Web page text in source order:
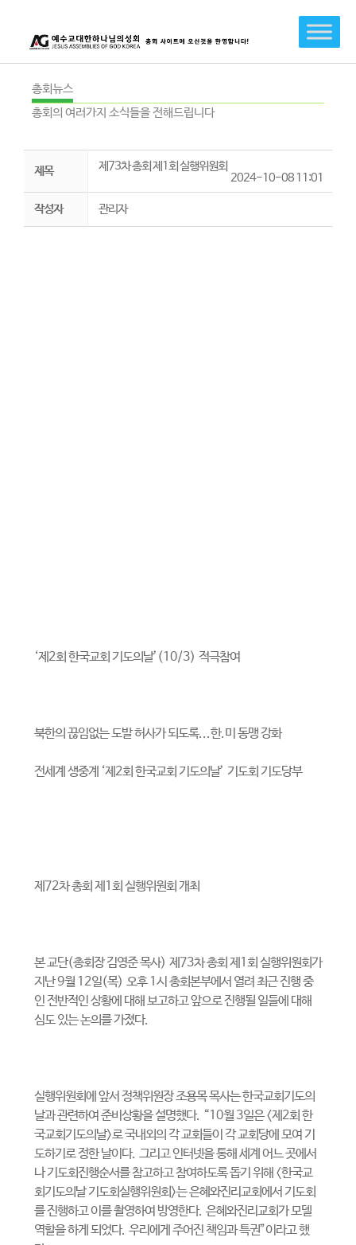
로
총회뉴스
총회의 여러가지 소식들을 전해드립니다
제목
제73차 총회 제1회 실행위원회
2024-10-08 11:01
작성자 관리자
‘제 2회 한국교회 기도의날’(10/3) 적극참여
북한의 끊임없는 도발 허사가 되도록...한.미 동맹 강화
전세계 생중계 ‘제 2회 한국교회 기도의날’ 기도회 기도당부
제 72차 총회 제 1회 실행위원회 개최
본 교단(총회장 김영준 목사) 제 73차 총회 제 1회 실행위원회가
지난9월 12일(목) 오후 1시 총회본부에서 열려 최근 진행 중
인 전반적인 상황에 대해 보고하고 앞으로 진행될 일들에 대해
심도 있는 논의를 가졌다.
실행위원회에 앞서 정책위원장 조용목 목사는 한국교회기도의
날과 관련하여 준비상황을 설명했다. “10월 3일은<제 2회 한
국교회기도의날>로 국내외의 각 교회들이 각 교회당에 모여 기
도하기로 정한 날이다. 그리고 인터넷을 통해 세계 어느 곳에서
나 기도회진행순서를 참고하고 참여하도록 돕기 위해 <한국교
회기도의날 기도회실행위원회>는 은혜와진리교회에서 기도회
를 진행하고 이를 촬영하여 방영한다. 은혜와진리교회가 모델
역할을 하게 되었다. 우리에게 주어진 책임과 특권”이라고 했